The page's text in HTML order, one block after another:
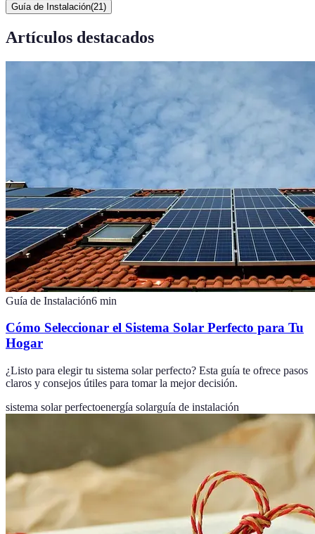
Guía de Instalación(21 )
Artículos destacados
Guía de Instalación6 min
Cómo Seleccionar el Sistema Solar Perfecto para Tu
Hogar
¿Listo para elegir tu sistema solar perfecto? Esta guía te ofrece pasos
claros y consejos útiles para tomar la mejor decisión.
sistema solar perfectoenergía solarguía de instalación